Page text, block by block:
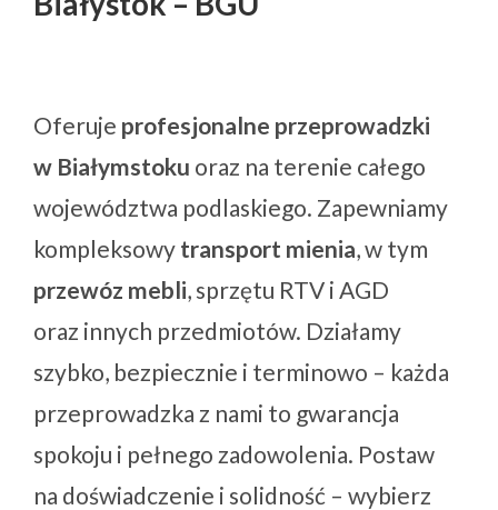
Oferuje profesjonalne przeprowadzki
w Białymstoku oraz na terenie całego
województwa podlaskiego. Zapewniamy
kompleksowy transport mienia, w tym
przewóz mebli, sprzętu RTV i AGD
oraz innych przedmiotów. Działamy
szybko, bezpiecznie i terminowo – każda
przeprowadzka z nami to gwarancja
spokoju i pełnego zadowolenia. Postaw
na doświadczenie i solidność – wybierz